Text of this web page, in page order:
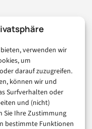
verwenden wir
um
darauf zuzugreifen.
können wir und
Surfverhalten oder
und (nicht)
Sie Ihre Zustimmung
bestimmte Funktionen